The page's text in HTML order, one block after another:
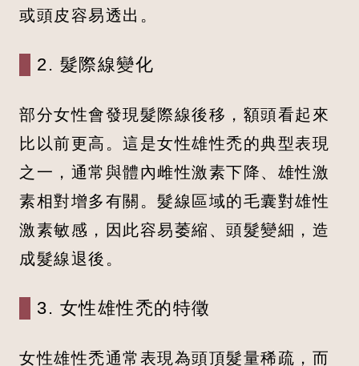
或頭皮容易透出。
2. 髮際線變化
部分女性會發現髮際線後移，額頭看起來
比以前更高。這是女性雄性禿的典型表現
之一，通常與體內雌性激素下降、雄性激
素相對增多有關。髮線區域的毛囊對雄性
激素敏感，因此容易萎縮、頭髮變細，造
成髮線退後。
3. 女性雄性禿的特徵
女性雄性禿通常表現為頭頂髮量稀疏，而